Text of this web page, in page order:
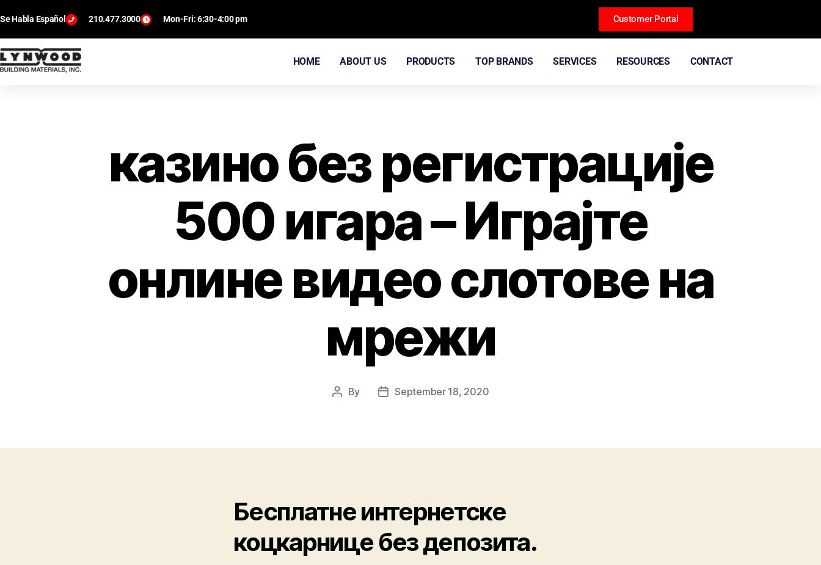
Se Habla Español 210.477.3000 Mon-Fri: 6:30-4:00 pm Customer Portal
HOME ABOUT US PRODUCTS TOP BRANDS SERVICES RESOURCES CONTACT
казино без регистрације
500 игара – Играјте
онлине видео слотове на
мрежи
By September 18, 2020
Бесплатне интернетске
коцкарнице без депозита.